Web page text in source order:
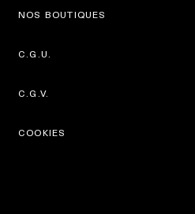
NOS BOUTIQUES
C.G.U.
C.G.V.
COOKIES